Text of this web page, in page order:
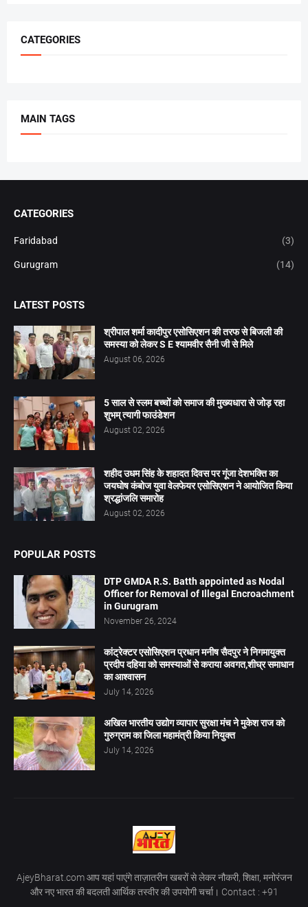
CATEGORIES
MAIN TAGS
CATEGORIES
Faridabad (3)
Gurugram (14)
LATEST POSTS
श्रीपाल शर्मा कादीपुर एसोसिएशन की तरफ से बिजली की
समस्या को लेकर S E श्यामवीर सैनी जी से मिले
August 06, 2026
5 साल से स्लम बच्चों को समाज की मुख्यधारा से जोड़ रहा
शुभम् त्यागी फाउंडेशन
August 02, 2026
शहीद उधम सिंह के शहादत दिवस पर गूंजा देशभक्ति का
जयघोष कंबोज युवा वेलफेयर एसोसिएशन ने आयोजित किया
श्रद्धांजलि समारोह
August 02, 2026
POPULAR POSTS
DTP GMDA R.S. Batth appointed as Nodal
Officer for Removal of Illegal Encroachment
in Gurugram
November 26, 2024
कांट्रेक्टर एसोसिएशन प्रधान मनीष सैदपुर ने निगमायुक्त
प्रदीप दहिया को समस्याओं से कराया अवगत,शीघ्र समाधान
का आश्वासन
July 14, 2026
अखिल भारतीय उद्योग व्यापार सुरक्षा मंच ने मुकेश राज को
गुरुग्राम का जिला महामंत्री किया नियुक्त
July 14, 2026
AjeyBharat.com आप यहां पाएंगे ताज़ातरीन खबरों से लेकर नौकरी, शिक्षा, मनोरंजन
और नए भारत की बदलती आर्थिक तस्वीर की उपयोगी चर्चा। Contact : +91